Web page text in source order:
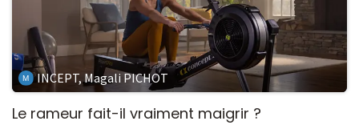
INCEPT, Magali PICHOT
Le rameur fait-il vraiment maigrir ?